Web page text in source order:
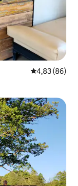
Průměrné
4,83 (86)